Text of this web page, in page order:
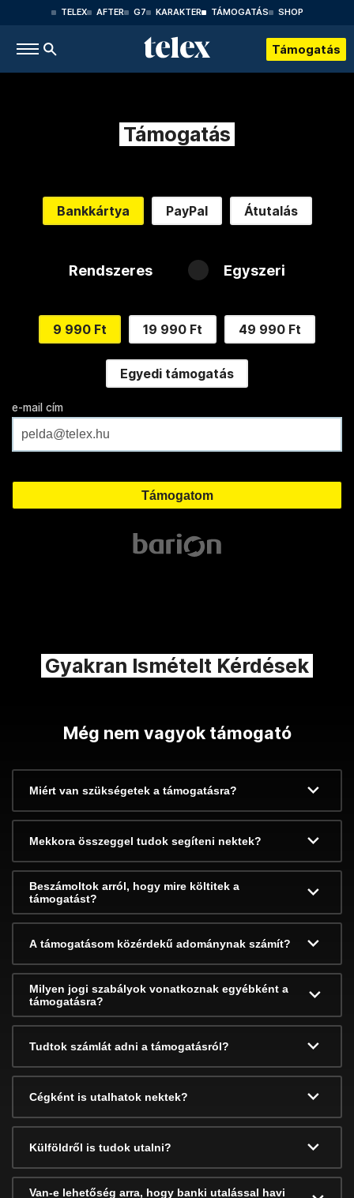
TELEX AFTER G7 KARAKTER TÁMOGATÁS SHOP
Támogatás
Támogatás
Bankkártya PayPal Átutalás
Rendszeres Egyszeri
9 990 Ft 19 990 Ft 49 990 Ft
Egyedi támogatás
e-mail cím
Gyakran Ismételt Kérdések
Még nem vagyok támogató
Miért van szükségetek a támogatásra?
Mekkora összeggel tudok segíteni nektek?
Beszámoltok arról, hogy mire költitek a
támogatást?
A támogatásom közérdekű adománynak számít?
Milyen jogi szabályok vonatkoznak egyébként a
támogatásra?
Tudtok számlát adni a támogatásról?
Cégként is utalhatok nektek?
Külföldről is tudok utalni?
Van-e lehetőség arra, hogy banki utalással havi